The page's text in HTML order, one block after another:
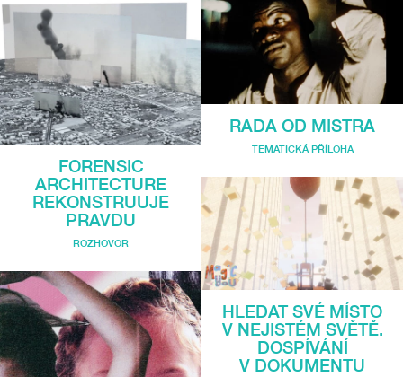
FORENSIC
ARCHITECTURE
REKONSTRUUJE
PRAVDU
ROZHOVOR
RADA OD MISTRA
TEMATICKÁ PŘÍLOHA
HLEDAT SVÉ MÍSTO
V NEJISTÉM SVĚTĚ.
DOSPÍVÁNÍ
V DOKUMENTU